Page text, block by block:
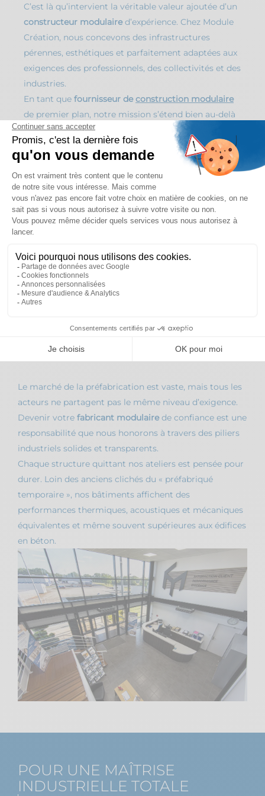
C’est là qu’intervient la véritable valeur ajoutée d’un
constructeur modulaired’expérience. Chez Module
Création, nous concevons des infrastructures
pérennes, esthétiques et parfaitement adaptées aux
exigences des professionnels, des collectivités et des
industries.
En tant que fournisseur deconstruction modulaire
de premier plan, notre mission s’étend bien au-delà
de l’assemblage de structures préfabriquées. Nous
vous accompagnons de A à Z : de la genèse de vos
plans à la pose finale, en garantissant un haut niveau
de personnalisation et de maîtrise technique. Choisir
un spécialiste intégré, c’est l’assurance d’obtenir un
espace performant, livré dans des délais
drastiquement réduits par rapport à une
construction classique.
Pourquoi choisir Module
modulaire ?
Le marché de la préfabrication est vaste, mais tous les
acteurs ne partagent pas le même niveau d’exigence.
Devenir votre fabricant modulairede confiance est une
responsabilité que nous honorons à travers des piliers
industriels solides et transparents.
Chaque structure quittant nos ateliers est pensée pour
durer. Loin des anciens clichés du « préfabriqué
temporaire », nos bâtiments affichent des
performances thermiques, acoustiques et mécaniques
équivalentes et même souvent supérieures aux édifices
en béton.
POUR UNE MAÎTRISE
INDUSTRIELLE TOTALE